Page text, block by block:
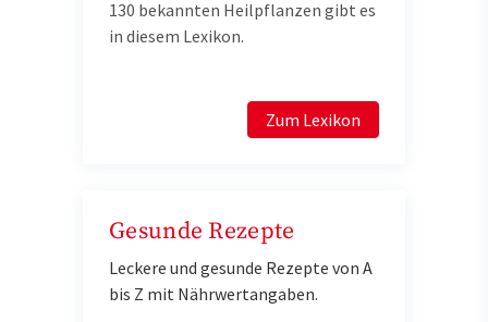
130 bekannten Heilpflanzen gibt es
in diesem Lexikon.
Zum Lexikon
Gesunde Rezepte
Leckere und gesunde Rezepte von A
bis Z mit Nährwertangaben.